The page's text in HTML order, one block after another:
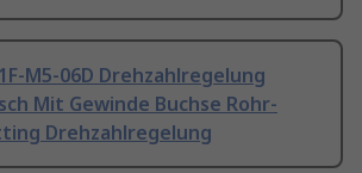
M5-06D Drehzahlregelung
Mit Gewinde Buchse Rohr-
Drehzahlregelung